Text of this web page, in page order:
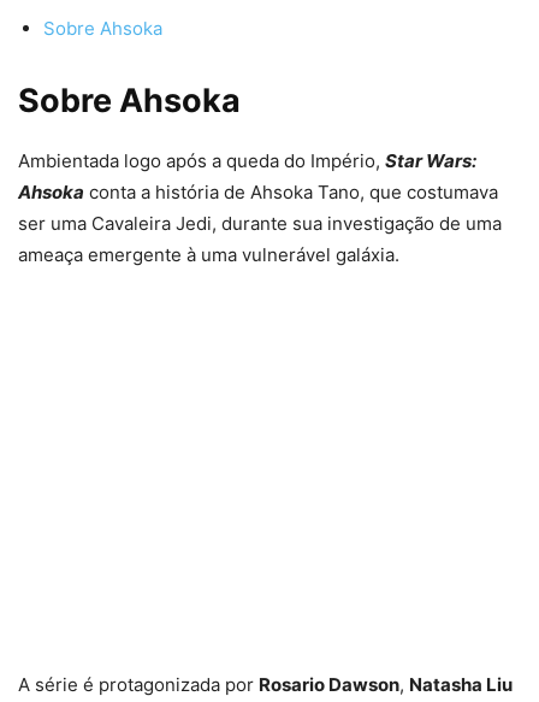
Sobre Ahsoka
Sobre Ahsoka
Ambientada logo após a queda do Império, Star Wars:
Ahsoka conta a história de Ahsoka Tano, que costumava
ser uma Cavaleira Jedi, durante sua investigação de uma
ameaça emergente à uma vulnerável galáxia.
A série é protagonizada por Rosario Dawson, Natasha Liu